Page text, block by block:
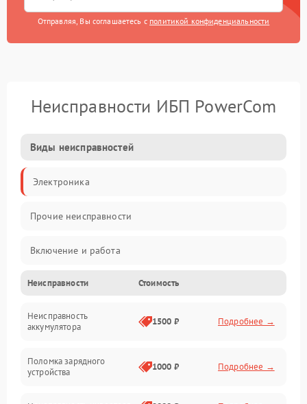
Отправляя, Вы соглашаетесь с политикой конфиденциальности
Неисправности ИБП PowerCom
Виды неисправностей
Электроника
Прочие неисправности
Включение и работа
Работа с нагрузкой
Звук и индикация
Неисправности Стоимость
Неисправность
аккумулятора
1500 ₽ Подробнее →
Поломка зарядного
устройства
1000 ₽ Подробнее →